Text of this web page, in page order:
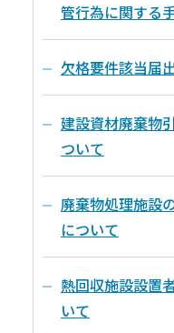
管行為に関する
欠格要件該当届
建設資材廃棄物
ついて
廃棄物処理施設
について
熱回収施設設置
いて